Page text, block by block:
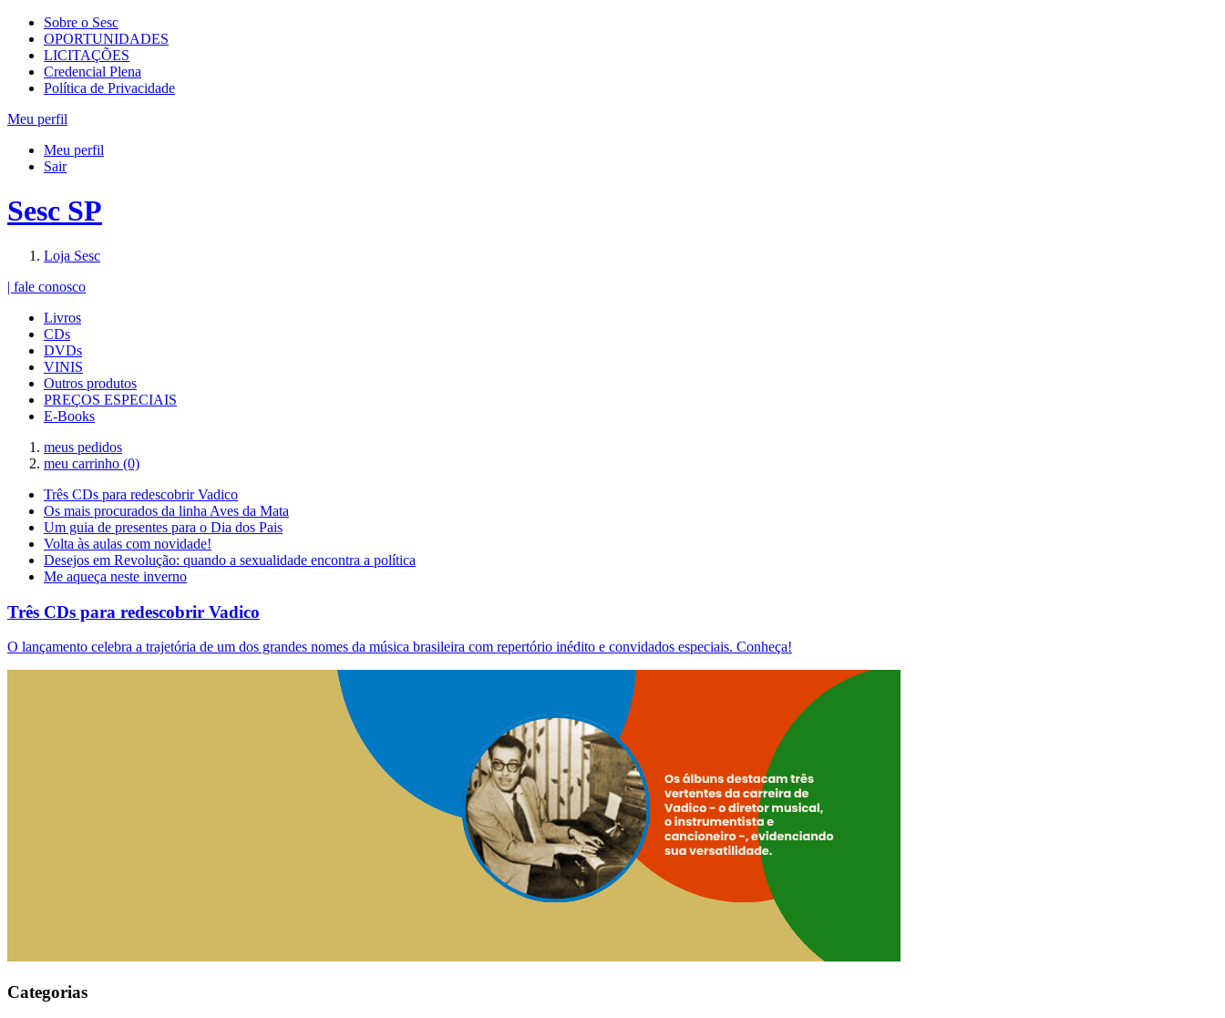
Sobre o Sesc
OPORTUNIDADES
LICITAÇÕES
Credencial Plena
Política de Privacidade
Meu perfil
Meu perfil
Sair
Sesc SP
Loja Sesc
| fale conosco
Livros
CDs
DVDs
VINIS
Outros produtos
PREÇOS ESPECIAIS
E-Books
meus pedidos
meu carrinho (0)
Três CDs para redescobrir Vadico
Os mais procurados da linha Aves da Mata
Um guia de presentes para o Dia dos Pais
Volta às aulas com novidade!
Desejos em Revolução: quando a sexualidade encontra a política
Me aqueça neste inverno
Três CDs para redescobrir Vadico
O lançamento celebra a trajetória de um dos grandes nomes da música brasileira com repertório inédito e convidados especiais. Conheça!
Categorias